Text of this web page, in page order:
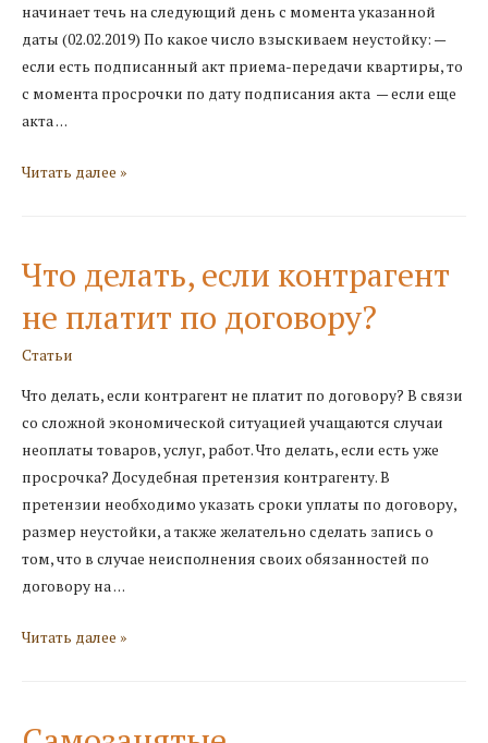
начинает течь на следующий день с момента указанной
даты (02.02.2019) По какое число взыскиваем неустойку: —
если есть подписанный акт приема-передачи квартиры, то
с момента просрочки по дату подписания акта — если еще
акта …
Как
застройщика
Читать далее »
Что делать, если контрагент
не платит по договору?
Статьи
Что делать, если контрагент не платит по договору? В связи
со сложной экономической ситуацией учащаются случаи
неоплаты товаров, услуг, работ. Что делать, если есть уже
просрочка? Досудебная претензия контрагенту. В
претензии необходимо указать сроки уплаты по договору,
размер неустойки, а также желательно сделать запись о
том, что в случае неисполнения своих обязанностей по
договору на …
Что
Читать далее »